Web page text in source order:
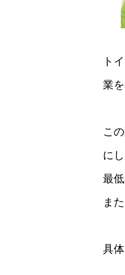
ト
業を
こ
に
最
ま
具